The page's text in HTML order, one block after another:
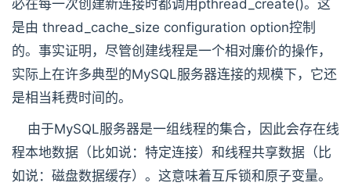
必在每一次创建新连接时都调用pthread_create()。这
是由 thread_cache_size configuration option控制
的。事实证明，尽管创建线程是一个相对廉价的操作，
实际上在许多典型的MySQL服务器连接的规模下，它还
是相当耗费时间的。
由于MySQL服务器是一组线程的集合，因此会存在线
程本地数据（比如说：特定连接）和线程共享数据（比
如说：磁盘数据缓存）。这意味着互斥锁和原子变量。